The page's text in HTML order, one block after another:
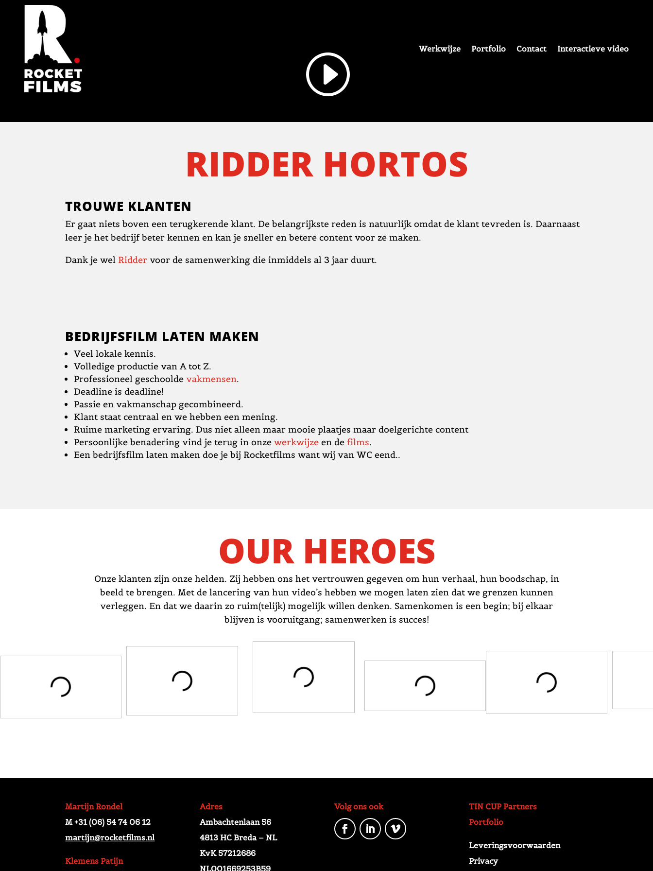
Werkwijze Portfolio Contact Interactieve video
RIDDER HORTOS
TROUWE KLANTEN
Er gaat niets boven een terugkerende klant. De belangrijkste reden is natuurlijk omdat de klant tevreden is. Daarnaast
leer je het bedrijf beter kennen en kan je sneller en betere content voor ze maken.
Dank je wel Ridder voor de samenwerking die inmiddels al 3 jaar duurt.
BEDRIJFSFILM LATEN MAKEN
Veel lokale kennis.
Volledige productie van A tot Z.
Professioneel geschooldevakmensen.
Deadline is deadline!
Passie en vakmanschap gecombineerd.
Klant staat centraal en we hebben een mening.
Ruime marketing ervaring. Dus niet alleen maar mooie plaatjes maar doelgerichte content
Persoonlijke benadering vind je terug in onzewerkwijze en defilms.
Een bedrijfsfilm laten maken doe je bij Rocketfilms want wij van WC eend..
OUR HEROES
Onze klanten zijn onze helden. Zij hebben ons het vertrouwen gegeven om hun verhaal, hun boodschap, in
beeld te brengen. Met de lancering van hun video’s hebben we mogen laten zien dat we grenzen kunnen
verleggen. En dat we daarin zo ruim(telijk) mogelijk willen denken. Samenkomen is een begin; bij elkaar
blijven is vooruitgang; samenwerken is succes!
Martijn Rondel
M +31 (06) 54 74 06 12
martijn@rocketfilms.nl
Klemens Patijn
Adres
Ambachtenlaan 56
4813 HC Breda – NL
KvK 57212686
NL001669253B59
Volg ons ook
TIN CUP Partners
Portfolio
Leveringsvoorwaarden
Privacy